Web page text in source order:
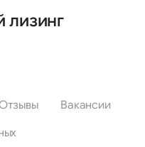
лизинг
Вакансии